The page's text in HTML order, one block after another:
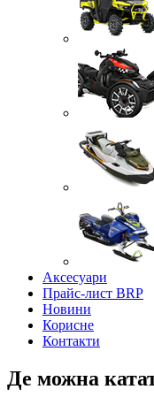
Аксесуари
Прайс-лист BRP
Новини
Корисне
Контакти
Де можна